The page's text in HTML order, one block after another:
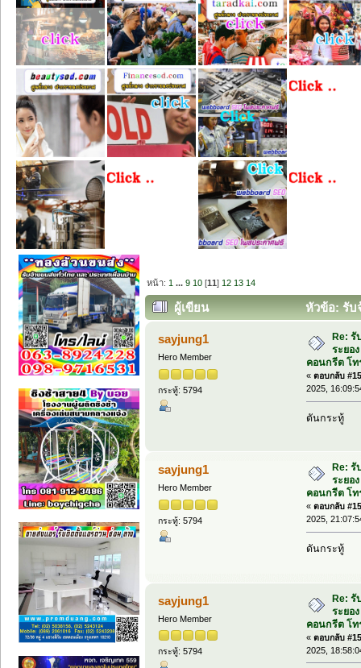
หน้า: 1 ...9 10 [11] 12 13 14
ผู้เขียน
หัวข้อ: รับ
คอนกรีต โทร 089-6616557. นนท์. (อ่าน
sayjung1
Hero Member
กระทู้: 5794
Re:
ระยอ
คอนกรีต โท
« ตอบกลับ
2025,
ดันกระทู้
sayjung1
Hero Member
กระทู้: 5794
Re:
ระยอ
คอนกรีต โท
« ตอบกลับ
2025,
ดันกระทู้
sayjung1
Hero Member
กระทู้: 5794
Re: รั
ระยอ
คอนกรีต โท
« ตอบกลับ
2025,